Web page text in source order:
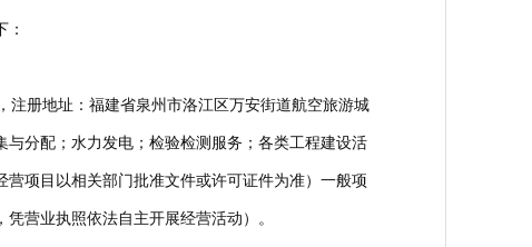
注册地址：福建省泉州市洛江区万安街道航空旅游城
分配；水力发电；检验检测服务；各类工程建设活
项目以相关部门批准文件或许可证件为准）一般项
营业执照依法自主开展经营活动）。